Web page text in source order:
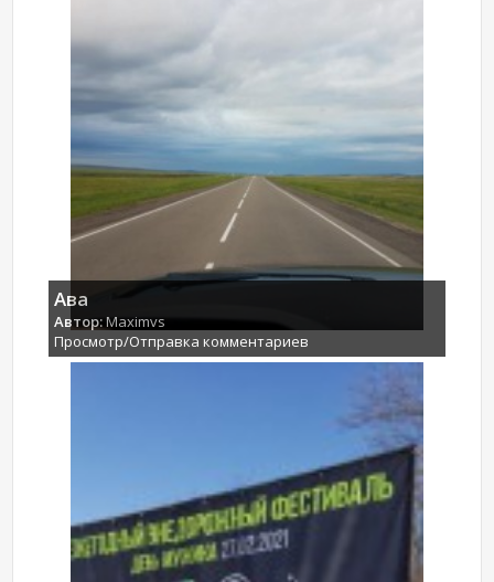
Ава
Автор: Maximvs
Просмотр/Отправка комментариев